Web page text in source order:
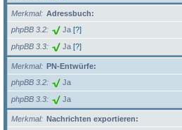
Merkmal
Adressbuch:
phpBB 3.2
Ja [?]
phpBB 3.3 Ja [?]
Merkmal
PN-Entwürfe:
phpBB 3.2
Ja
phpBB 3.3 Ja
Merkmal
Nachrichten exportieren: